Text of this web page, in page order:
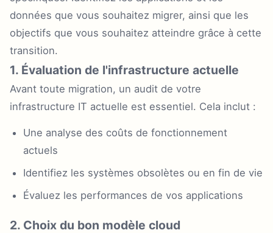
données que vous souhaitez migrer, ainsi que les
objectifs que vous souhaitez atteindre grâce à cette
transition.
1. Évaluation de l'infrastructure actuelle
Avant toute migration, un audit de votre
infrastructure IT actuelle est essentiel. Cela inclut :
Une analyse des coûts de fonctionnement
actuels
Identifiez les systèmes obsolètes ou en fin de vie
Évaluez les performances de vos applications
2. Choix du bon modèle cloud